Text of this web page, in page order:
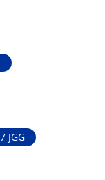
JGG